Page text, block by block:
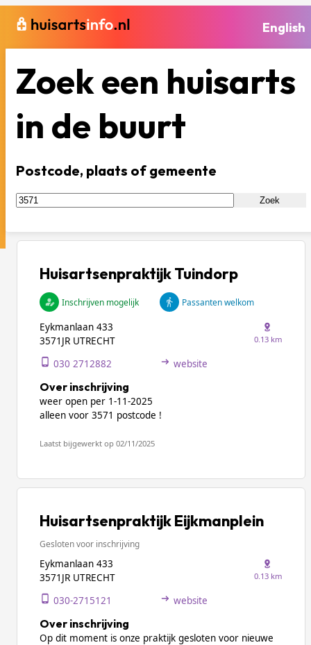
English
Zoek een huisarts
in de buurt
Postcode, plaats of gemeente
Zoek
Huisartsenpraktijk Tuindorp
Inschrijven mogelijk Passanten welkom
Eykmanlaan 433
3571JR UTRECHT
0.13 km
030 2712882 website
Over inschrijving
weer open per 1-11-2025
alleen voor 3571 postcode !
Laatst bijgewerkt op 02/11/2025
Huisartsenpraktijk Eijkmanplein
Gesloten voor inschrijving
Eykmanlaan 433
3571JR UTRECHT
0.13 km
030-2715121 website
Over inschrijving
Op dit moment is onze praktijk gesloten voor nieuwe